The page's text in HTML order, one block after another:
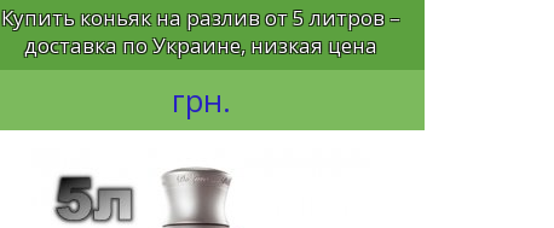
Купить коньяк на разлив от 5 литров –
доставка по Украине, низкая цена
грн.